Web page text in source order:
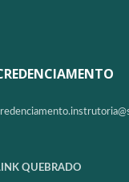
QUEBRADO